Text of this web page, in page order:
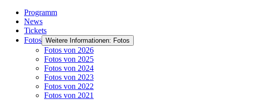
Programm
News
Tickets
Fotos Weitere Informationen: Fotos
Fotos von 2026
Fotos von 2025
Fotos von 2024
Fotos von 2023
Fotos von 2022
Fotos von 2021